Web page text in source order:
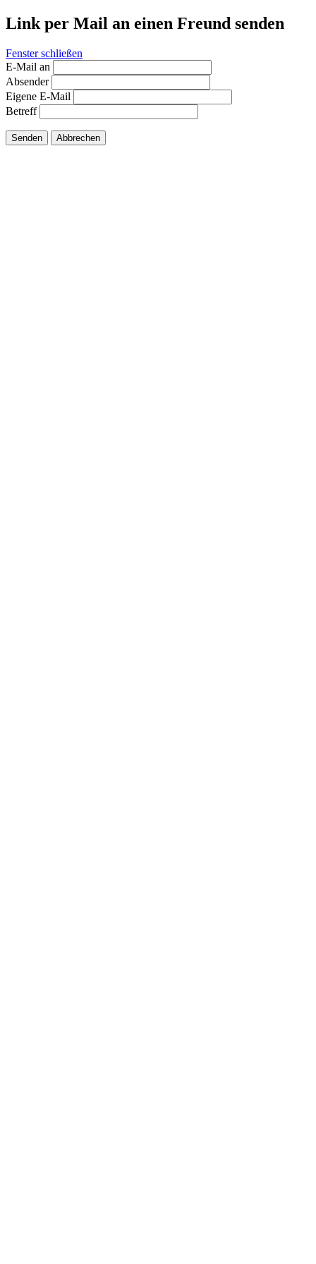
Link per Mail an einen Freund senden
Fenster schließen
E-Mail an
Absender
Eigene E-Mail
Betreff
Senden Abbrechen